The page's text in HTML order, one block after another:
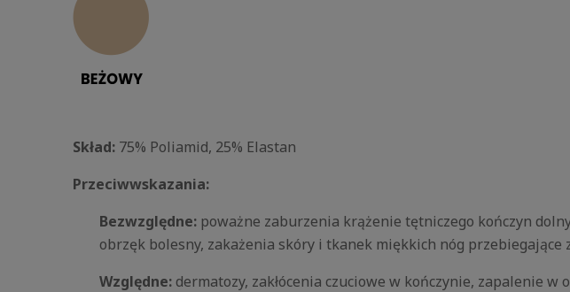
Skład: 75% Poliamid, 25% Elastan
Przeciwwskazania:
Bezwzględne: poważne zaburzenia krążenie tętniczego kończyn
obrzęk bolesny, zakażenia skóry i tkanek miękkich nóg
Względne: dermatozy, zakłócenia czuciowe w kończynie, zapalenie